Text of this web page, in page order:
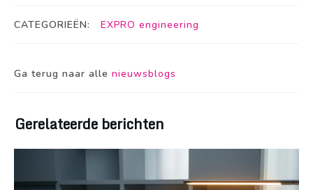
CATEGORIEËN: EXPRO engineering
Ga terug naar alle nieuwsblogs
Gerelateerde berichten